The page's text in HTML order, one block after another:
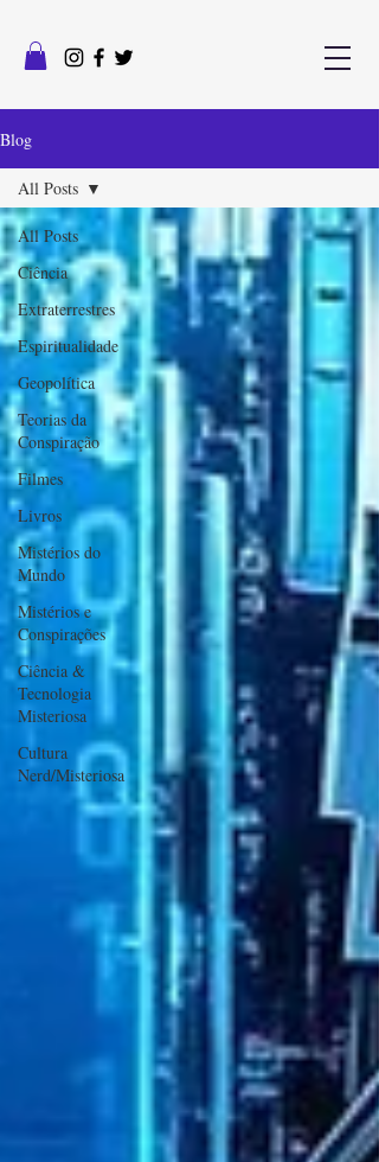
Blog
All Posts
Ciência
Extraterrestres
Espiritualidade
Geopolítica
Teorias da
Conspiração
Filmes
Livros
Mistérios do
Mundo
Mistérios e
Conspirações
Ciência &
Tecnologia
Misteriosa
Cultura
Nerd/Misteriosa
All Posts